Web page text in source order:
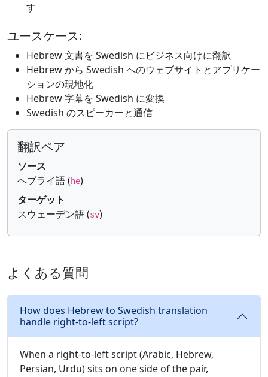
す
ユースケース:
Hebrew 文書を Swedish にビジネス向けに翻訳
Hebrew から Swedish へのウェブサイトとアプリケー
ションの現地化
Hebrew 字幕を Swedish に変換
Swedish のスピーカーと通信
翻訳ペア
ソース
ヘブライ語 (he)
ターゲット
スウェーデン語 (sv)
よくある質問
How does Hebrew to Swedish translation
handle right-to-left script?
When a right-to-left script (Arabic, Hebrew,
Persian, Urdu) sits on one side of the pair,